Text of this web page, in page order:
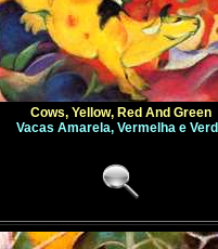
Cows, Yellow, Red And Green
Vacas Amarela, Vermelha e